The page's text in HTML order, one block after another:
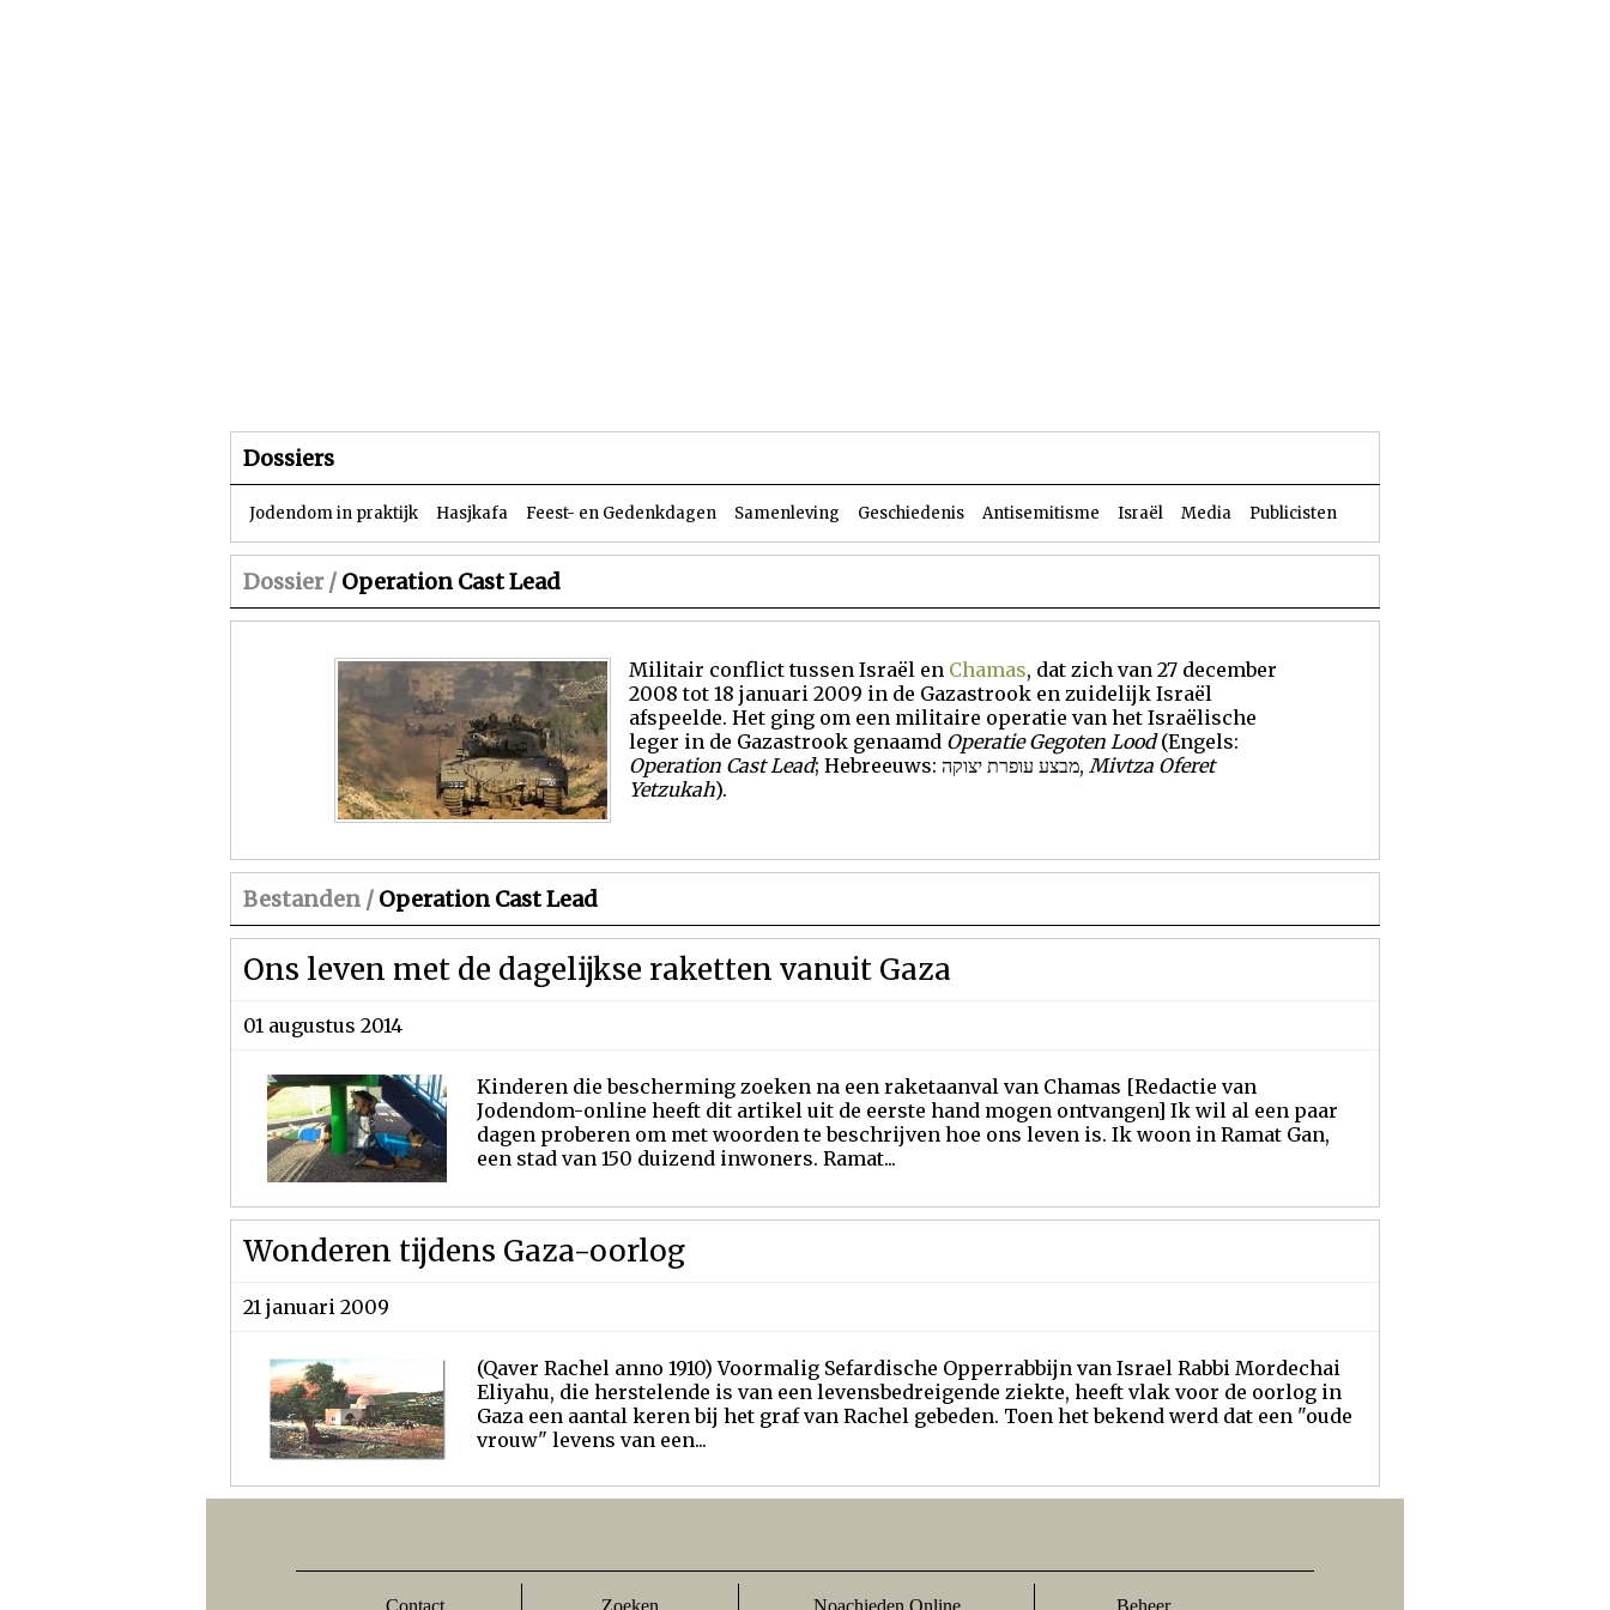
Dossiers
Jodendom in praktijk Hasjkafa Feest- en Gedenkdagen Samenleving Geschiedenis Antisemitisme Israël Media Publicisten
Dossier / Operation Cast Lead
Militair conflicttussen Israëlen Chamas, dat zich van 27 december
2008 tot 18 januari 2009 in de Gazastrooken zuidelijk Israël
afspeelde. Het ging om een militaire operatie van het Israëlische
leger in de Gazastrook genaamd Operatie Gegoten Lood(Engels:
Operation Cast Lead; Hebreeuws : מבצע עופרת יצוקה, Mivtza Oferet
Yetzukah).
Bestanden / Operation Cast Lead
Ons leven met de dagelijkse raketten vanuit Gaza
01 augustus 2014
Kinderen die bescherming zoeken na een raketaanval van Chamas [Redactie van
Jodendom-online heeft dit artikel uit de eerste hand mogen ontvangen] Ik wil al een paar
dagen proberen om met woorden te beschrijven hoe ons leven is. Ik woon in Ramat Gan,
een stad van 150 duizend inwoners. Ramat...
Wonderen tijdens Gaza-oorlog
21 januari 2009
(Qaver Rachel anno 1910) Voormalig Sefardische Opperrabbijn van Israel Rabbi Mordechai
Eliyahu, die herstelende is van een levensbedreigende ziekte, heeft vlak voor de oorlog in
Gaza een aantal keren bij het graf van Rachel gebeden. Toen het bekend werd dat een "oude
vrouw" levens van een...
Contact Zoeken Noachieden Online Beheer